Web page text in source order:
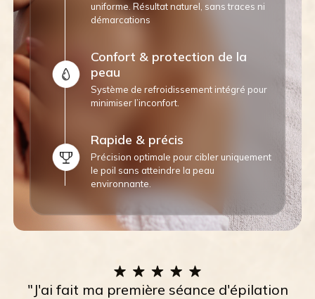
uniforme. Résultat naturel, sans traces ni
démarcations
Confort & protection de la
peau
Système de refroidissement intégré pour
minimiser l’inconfort.
Rapide & précis
Précision optimale pour cibler uniquement
le poil sans atteindre la peau
environnante.
"J'ai fait ma première séance d'épilation